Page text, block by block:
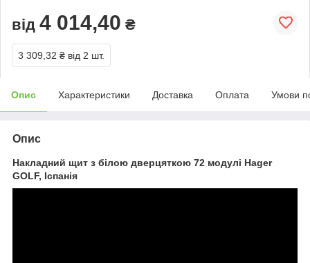
від 4 014,40 ₴
3 309,32 ₴ від 2 шт.
Опис Характеристики Доставка Оплата Умови
Опис
Накладний щит з білою дверцяткою 72 модулі Hager
GOLF, Іспанія